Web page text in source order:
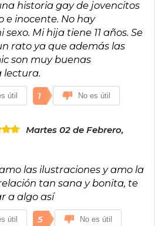
historia gay de jovencitos
e inocente. No hay
Mi hija tiene 11 años. Se
rato ya que además las
son muy buenas
lectura.
útil 1 No es útil
Martes 02 de Febrero,
las ilustraciones y amo la
tan sana y bonita, te
a algo así
útil 5 No es útil